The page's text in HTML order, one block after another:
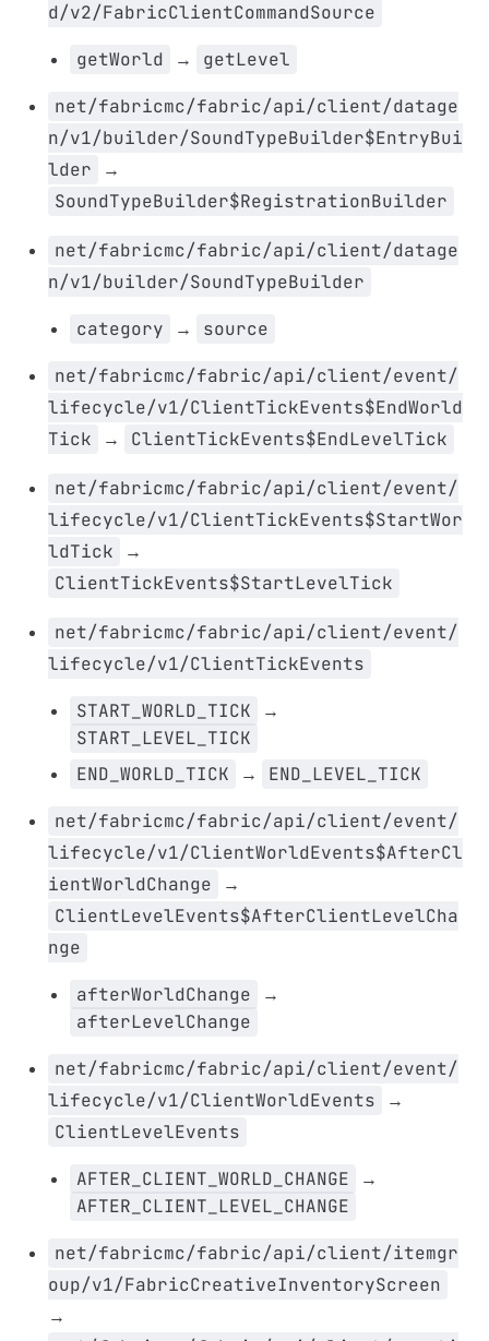
d/v2/FabricClientCommandSource
getWorld → getLevel
net/fabricmc/fabric/api/client/datage
n/v1/builder/SoundTypeBuilder$EntryBui
lder
→
SoundTypeBuilder$RegistrationBuilder
net/fabricmc/fabric/api/client/datage
n/v1/builder/SoundTypeBuilder
category → source
net/fabricmc/fabric/api/client/event/
lifecycle/v1/ClientTickEvents$EndWorld
Tick
→ ClientTickEvents$EndLevelTick
net/fabricmc/fabric/api/client/event/
lifecycle/v1/ClientTickEvents$StartWor
ldTick
→
ClientTickEvents$StartLevelTick
net/fabricmc/fabric/api/client/event/
lifecycle/v1/ClientTickEvents
START_WORLD_TICK →
START_LEVEL_TICK
END_WORLD_TICK
→ END_LEVEL_TICK
net/fabricmc/fabric/api/client/event/
lifecycle/v1/ClientWorldEvents$AfterCl
ientWorldChange
→
ClientLevelEvents$AfterClientLevelCha
nge
afterWorldChange →
afterLevelChange
net/fabricmc/fabric/api/client/event/
lifecycle/v1/ClientWorldEvents
→
ClientLevelEvents
AFTER_CLIENT_WORLD_CHANGE →
AFTER_CLIENT_LEVEL_CHANGE
net/fabricmc/fabric/api/client/itemgr
oup/v1/FabricCreativeInventoryScreen
→